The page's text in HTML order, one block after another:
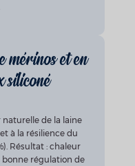
mérinos et en
naturelle de la laine
à la résilience du
Résultat : chaleur
régulation de